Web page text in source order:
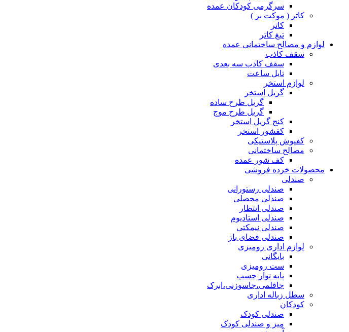
سرگرمی کودکان عمده
کاتر ( موکت بر )
کاتر
تیغ کاتر
لوازم و مصالح ساختمانی عمده
سقف کاذب
سقف کاذب سه بعدی
تایل ساعت
لوازم استخر
گریل استخر
گریل طرح ساده
گریل طرح موج
کنج گریل استخر
کفشور استخر
کفپوش پلاستیکی
مصالح ساختمانی
کف شور عمده
محصولات خرده فروشی
صندلی
صندلی رستورانی
صندلی محصلی
صندلی انتظار
صندلی استادیوم
صندلی نیمکتی
صندلی فضای باز
لوازم اداری رومیزی
بایگانی
ست رومیزی
پایه نوار چسب
جاقلمی،جاسوزنی،ابرک
سطل زباله اداری
کودکان
صندلی کودک
میز و صندلی کودک